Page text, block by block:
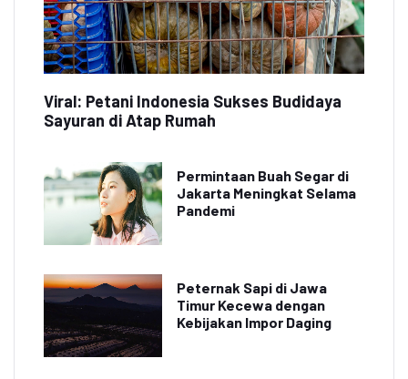
Viral: Petani Indonesia Sukses Budidaya
Sayuran di Atap Rumah
Permintaan Buah Segar di
Jakarta Meningkat Selama
Pandemi
Peternak Sapi di Jawa
Timur Kecewa dengan
Kebijakan Impor Daging